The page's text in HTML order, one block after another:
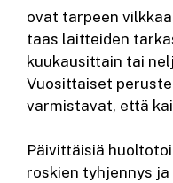
ovat tarpeen
taas laitteiden
kuukausittain tai
Vuosittaiset
varmistavat, että
Päivittäisiä
roskien tyhjennys